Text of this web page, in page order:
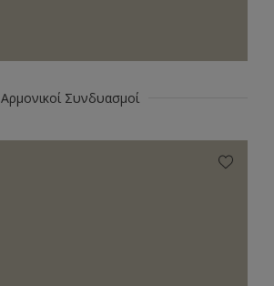
Αρμονικοί Συνδυασμοί